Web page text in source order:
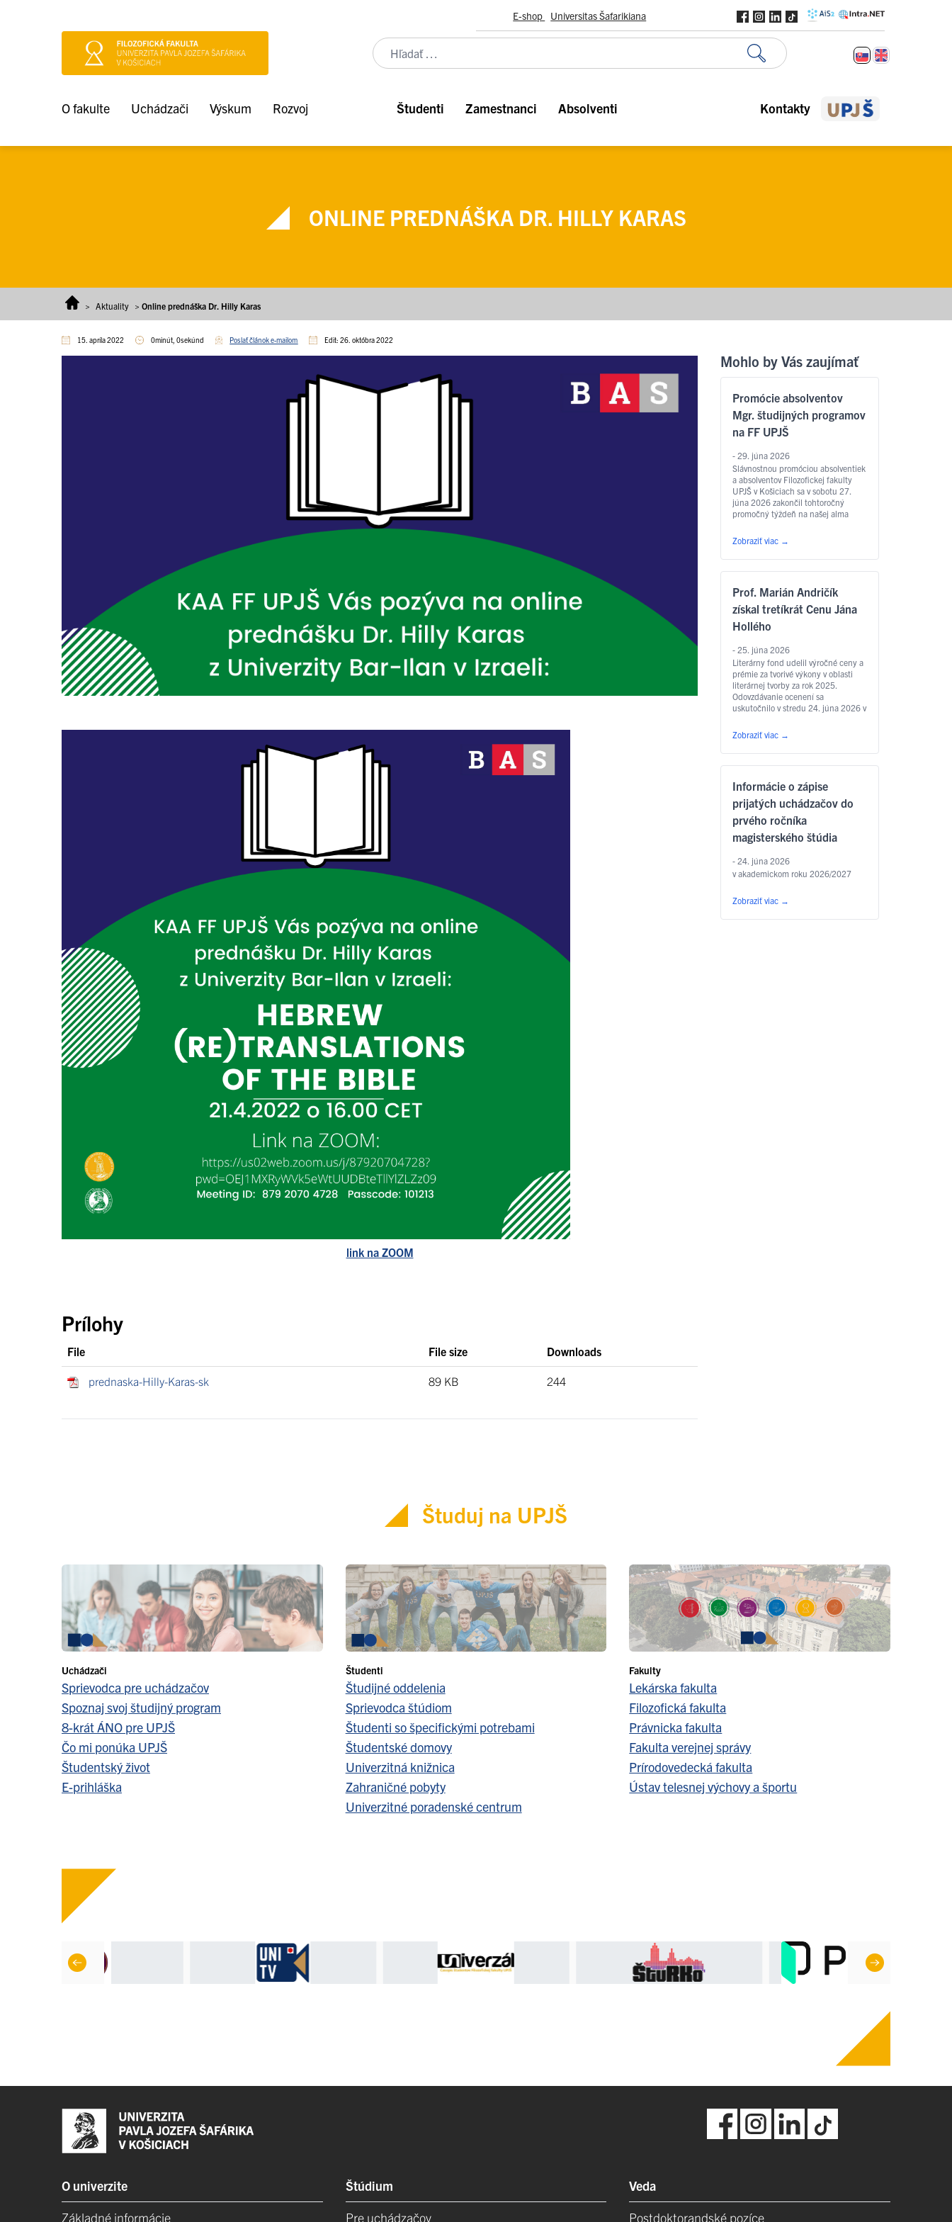
E-shop Universitas Šafarikiana
O fakulte Uchádzači Výskum Rozvoj Študenti Zamestnanci Absolventi Kontakty
ONLINE PREDNÁŠKA DR. HILLY KARAS
> Aktuality > Online prednáška Dr. Hilly Karas
15. apríla 2022 0minút, 0sekúnd Poslať článok e-mailom Edit: 26. októbra 2022
link na ZOOM
Prílohy
File File size Downloads
prednaska-Hilly-Karas-sk 89 KB 244
Mohlo by Vás zaujímať
Promócie absolventov
Mgr. študijných programov
na FF UPJŠ
- 29. júna 2026
Slávnostnou promóciou absolventiek
a absolventov Filozofickej fakulty
UPJŠ v Košiciach sa v sobotu 27.
júna 2026 zakončil tohtoročný
promočný týždeň na našej alma
Aule Lekárskej fakulty UPJŠ na Tr.
SNP – o 9.00 hod. sa uskutočnili
promócie absolventov študijných
programov anglický jazyk pre
slovakisticko-mediálne štúdiá,
filozofia, sociálna práca …
Čítať
ďalej
Zobraziť viac →
Prof. Marián Andričík
získal tretíkrát Cenu Jána
Hollého
- 25. júna 2026
Literárny fond udelil výročné ceny a
prémie za tvorivé výkony v oblasti
literárnej tvorby za rok 2025.
Odovzdávanie ocenení sa
uskutočnilo v stredu 24. júna 2026 v
z laureátov je aj
prodekan Filozofickej fakulty UPJŠ
v Košiciach prof. PhDr. Marián
Andričík, PhD., ktorý dostal Cenu
v kategórii poézia, a to za prvý
slovenský preklad … Čítať ďalej
Zobraziť viac →
Informácie o zápise
prijatých uchádzačov do
prvého ročníka
magisterského štúdia
- 24. júna 2026
v akademickom roku 2026/2027
Zobraziť viac →
Študuj na UPJŠ
Uchádzači
Sprievodca pre uchádzačov
Spoznaj svoj študijný program
8-krát ÁNO pre UPJŠ
Čo mi ponúka UPJŠ
Študentský život
E-prihláška
Študenti
Študijné oddelenia
Sprievodca štúdiom
Študenti so špecifickými potrebami
Študentské domovy
Univerzitná knižnica
Zahraničné pobyty
Univerzitné poradenské centrum
Fakulty
Lekárska fakulta
Filozofická fakulta
Právnicka fakulta
Fakulta verejnej správy
Prírodovedecká fakulta
Ústav telesnej výchovy a športu
O univerzite
Základné informácie
Štúdium
Pre uchádzačov
Veda
Postdoktorandské pozíce